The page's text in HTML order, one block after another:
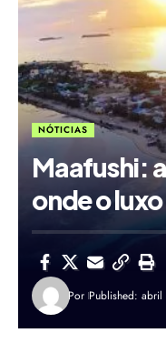
NÓTICIAS
Maafushi:
onde o
Por Published: